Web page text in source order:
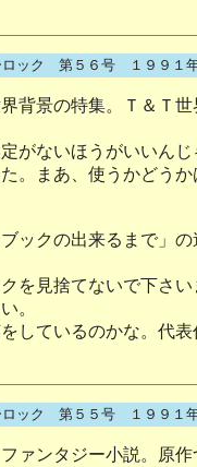
ロック 第５６号 １９９１
背景の特集。Ｔ＆Ｔ
がないほうがいいん
。まあ、使うかどう
ックの出来るまで」
を見捨てないで下さ
。
しているのかな。代
ロック 第５５号 １９９１
ァンタジー小説。原